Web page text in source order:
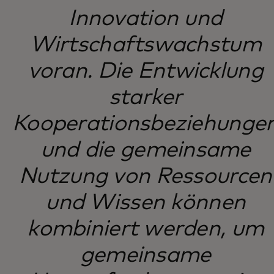
Innovation und
Wirtschaftswachstum
voran. Die Entwicklung
starker
und die gemeinsame
Nutzung von Ressourcen
und Wissen können
kombiniert werden, um
gemeinsame